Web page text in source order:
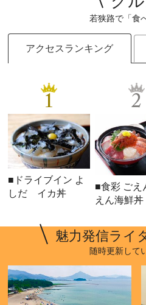
若狭路で「食
アクセスランキング
1
■ドライブイン よ
しだ イカ丼
2
■食彩 ご
えん海鮮丼
魅力発信ライ
随時更新して